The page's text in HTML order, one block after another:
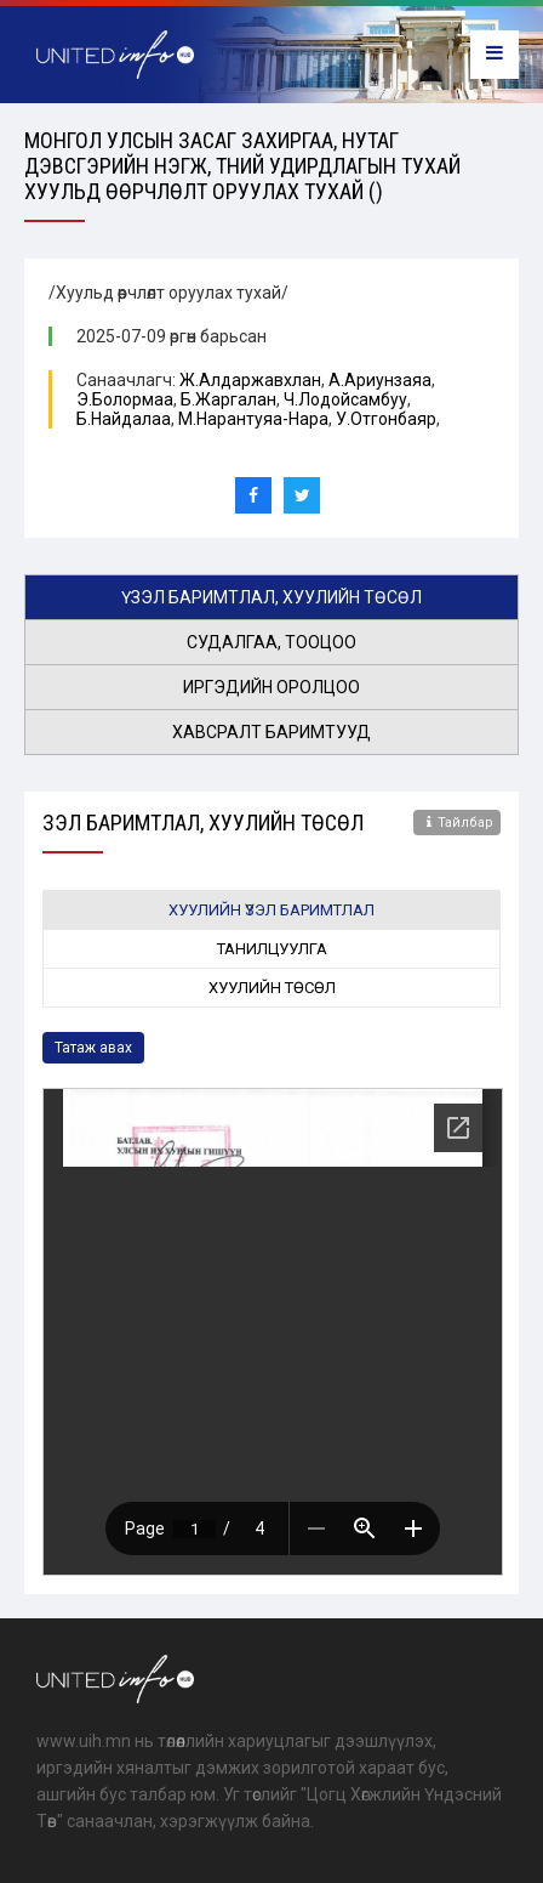
МОНГОЛ УЛСЫН ЗАСАГ ЗАХИРГАА, НУТАГ
ДЭВСГЭРИЙН НЭГЖ, ТҮҮНИЙ УДИРДЛАГЫН ТУХАЙ
ХУУЛЬД ӨӨРЧЛӨЛТ ОРУУЛАХ ТУХАЙ ()
/Хуульд өөрчлөлт оруулах тухай/
2025-07-09 өргөн барьсан
Санаачлагч: Ж.Алдаржавхлан, А.Ариунзаяа,
Э.Болормаа, Б.Жаргалан, Ч.Лодойсамбуу,
Б.Найдалаа, М.Нарантуяа-Нара, У.Отгонбаяр,
ҮЗЭЛ БАРИМТЛАЛ, ХУУЛИЙН ТӨСӨЛ
СУДАЛГАА, ТООЦОО
ИРГЭДИЙН ОРОЛЦОО
ХАВСРАЛТ БАРИМТУУД
ҮЗЭЛ БАРИМТЛАЛ, ХУУЛИЙН ТӨСӨЛ Тайлбар
ХУУЛИЙН ҮЗЭЛ БАРИМТЛАЛ
ТАНИЛЦУУЛГА
ХУУЛИЙН ТӨСӨЛ
Татаж авах
www.uih.mn нь төлөөллийн хариуцлагыг дээшлүүлэх,
иргэдийн хяналтыг дэмжих зорилготой хараат бус,
ашгийн бус талбар юм. Уг төслийг "Цогц Хөгжлийн Үндэсний
Төв" санаачлан, хэрэгжүүлж байна.